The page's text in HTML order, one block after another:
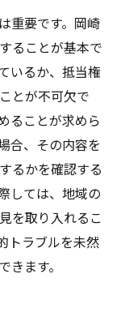
重要です。岡崎
ることが基本で
いるか、抵当権
とが不可欠で
ることが求めら
合、その内容を
るかを確認する
しては、地域の
を取り入れるこ
トラブルを未然
ます。